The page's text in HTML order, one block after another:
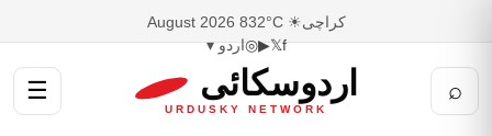
کراچی☀ 32°C
8 August 2026
f
𝕏
▶
◎اردو ▾
⌕ اردوسکائی
URDUSKY NETWORK
☰